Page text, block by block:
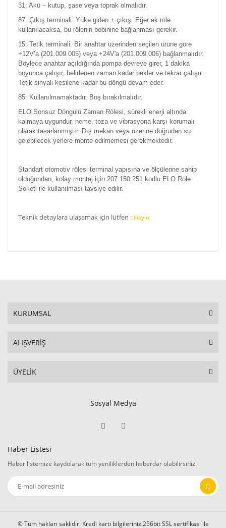
31: Akü – kutup, şase veya toprak olmalıdır.
87: Çıkış terminali. Yüke giden + çıkış. Eğer ek röle
kullanılacaksa, bu rölenin bobinine bağlanması gerekir.
15: Tetik terminali. Bir anahtar üzerinden seçilen ürüne göre
+12V’a (201.009.005) veya +24V'a (201.009.006) bağlanmalıdır.
Böylece anahtar açıldığında pompa devreye girer, 1 dakika
boyunca çalışır, belirlenen zaman kadar bekler ve tekrar çalışır.
Tetik sinyali kesilene kadar bu döngü devam eder.
85: Kullanılmamaktadır. Boş bırakılmalıdır.
ELO Sonsuz Döngülü Zaman Rölesi, sürekli enerji altında
kalmaya uygundur, neme, toza ve vibrasyona karşı korumalı
olarak tasarlanmıştır. Dış mekan veya üzerine doğrudan su
gelebilecek yerlere monte edilmemesi gerekmektedir.
Standart otomotiv rölesi terminal yapısına ve ölçülerine sahip
olduğundan, kolay montaj için 207.150.251 kodlu ELO Röle
Soketi ile kullanılması tavsiye edilir.
Teknik detaylara ulaşamak için lütfen tıklayın
KURUMSAL
ALIŞVERİŞ
ÜYELİK
Sosyal Medya
Haber Listesi
Haber listemize kaydolarak tüm yeniliklerden haberdar olabilirsiniz.
© Tüm hakları saklıdır. Kredi kartı bilgileriniz 256bit SSL sertifikası ile